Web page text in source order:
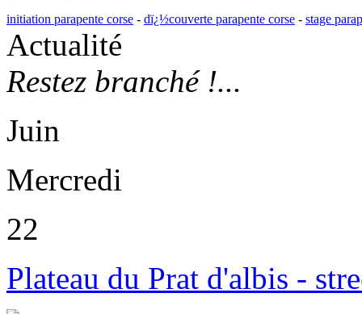
initiation parapente corse - dï¿½couverte parapente corse - stage
Actualité
Restez branché !...
Juin
Mercredi
22
Plateau du Prat d'albis -